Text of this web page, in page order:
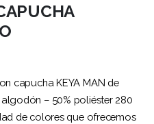
capucha KEYA MAN de
– 50% poliéster 280
de colores que ofrecemos